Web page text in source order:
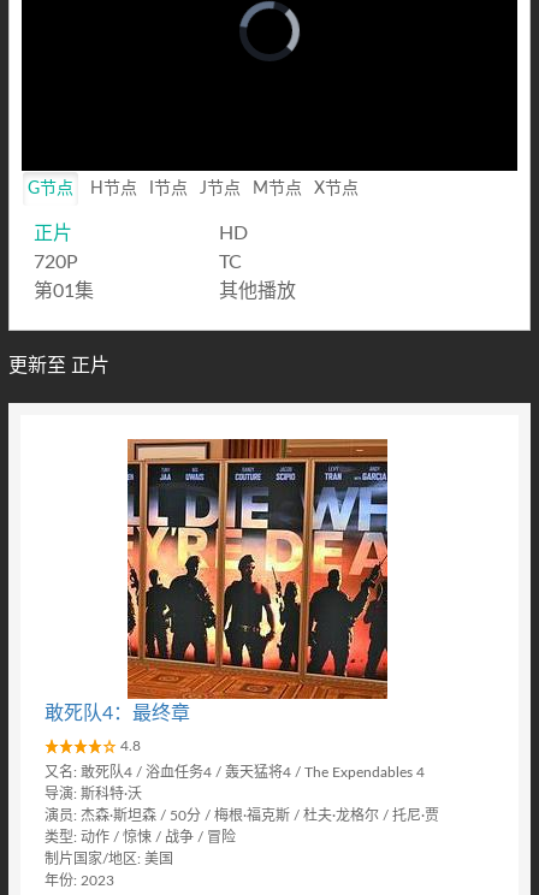
Video
Player
is
loading.
Rate
G节点 H节点 I节点 J节点 M节点 X节点
正片
HD
720P
TC
第01集
其他播放
更新至 正片
敢死队4：最终章
4.8
又名: 敢死队4 / 浴血任务4 / 轰天猛将4 / The Expendables 4
导演: 斯科特·沃
演员: 杰森·斯坦森 / 50分 / 梅根·福克斯 / 杜夫·龙格尔 / 托尼·贾
类型: 动作 / 惊悚 / 战争 / 冒险
制片国家/地区: 美国
年份: 2023